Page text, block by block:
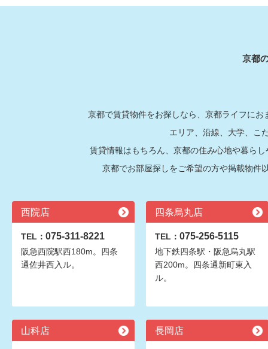
京都
京都で賃貸物件をお探しなら、京都ライフに
エリア、沿線、大学、こ
賃貸情報はもちろん、京都の住み心地や暮ら
京都でお部屋探しをご希望の方や掲載物件
西院店
TEL： 075-311-8221
阪急西院駅西180m。四条
通佐井西入ル。
四条烏丸店
TEL： 075-256-5115
地下鉄四条駅・阪急烏丸駅
西200m。四条通新町東入
ル。
山科店 長岡店